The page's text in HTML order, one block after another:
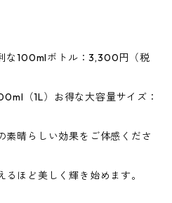
な100mlボトル：3,300円（税
（1L）お得な大容量サイズ：
素晴らしい効果をご体感くださ
ほど美しく輝き始めます。